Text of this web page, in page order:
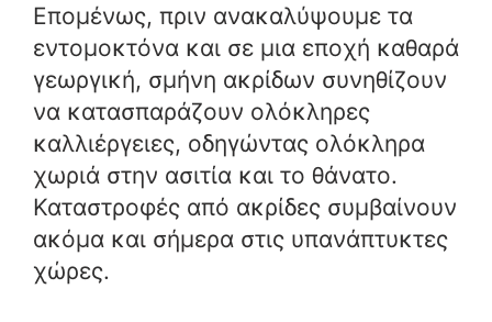
Επομένως, πριν ανακαλύψουμε τα
εντομοκτόνα και σε μια εποχή καθαρά
γεωργική, σμήνη ακρίδων συνηθίζουν
να κατασπαράζουν ολόκληρες
καλλιέργειες, οδηγώντας ολόκληρα
χωριά στην ασιτία και το θάνατο.
Καταστροφές από ακρίδες συμβαίνουν
ακόμα και σήμερα στις υπανάπτυκτες
χώρες.